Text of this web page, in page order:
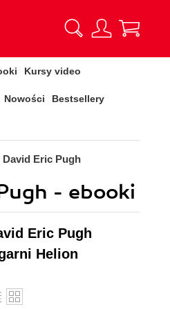
Kursy video
Nowości Bestsellery
David Eric Pugh
- ebooki
Eric Pugh
Helion